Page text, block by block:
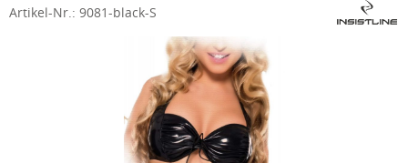
Artikel-Nr.: 9081-black-S